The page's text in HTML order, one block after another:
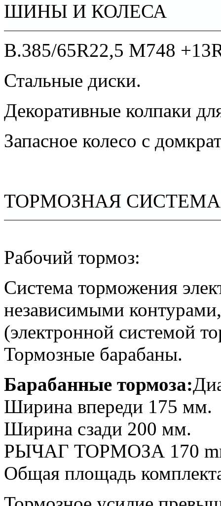
ШИНЫ И КОЛЕСА
B.385/65R22,5 M748
Стальные диски.
Декоративные колпаки
Запасное колесо с
ТОРМОЗНАЯ СИСТЕМА
Рабочий тормоз:
Система торможения
независимыми
(электронной системой
Тормозные барабаны.
Барабанные тормоза:
Ширина впереди 175 мм.
Ширина сзади 200 мм.
РЫЧАГ ТОРМОЗА 170
Общая площадь